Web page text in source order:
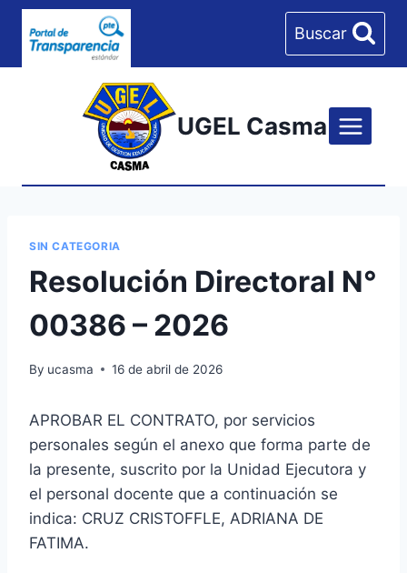
Skip
Buscar
UGEL Casma
SIN CATEGORIA
Resolución Directoral N°
00386 – 2026
By ucasma 16 de abril de 2026
APROBAR EL CONTRATO, por servicios
personales según el anexo que forma parte de
la presente, suscrito por la Unidad Ejecutora y
el personal docente que a continuación se
indica: CRUZ CRISTOFFLE, ADRIANA DE
FATIMA.